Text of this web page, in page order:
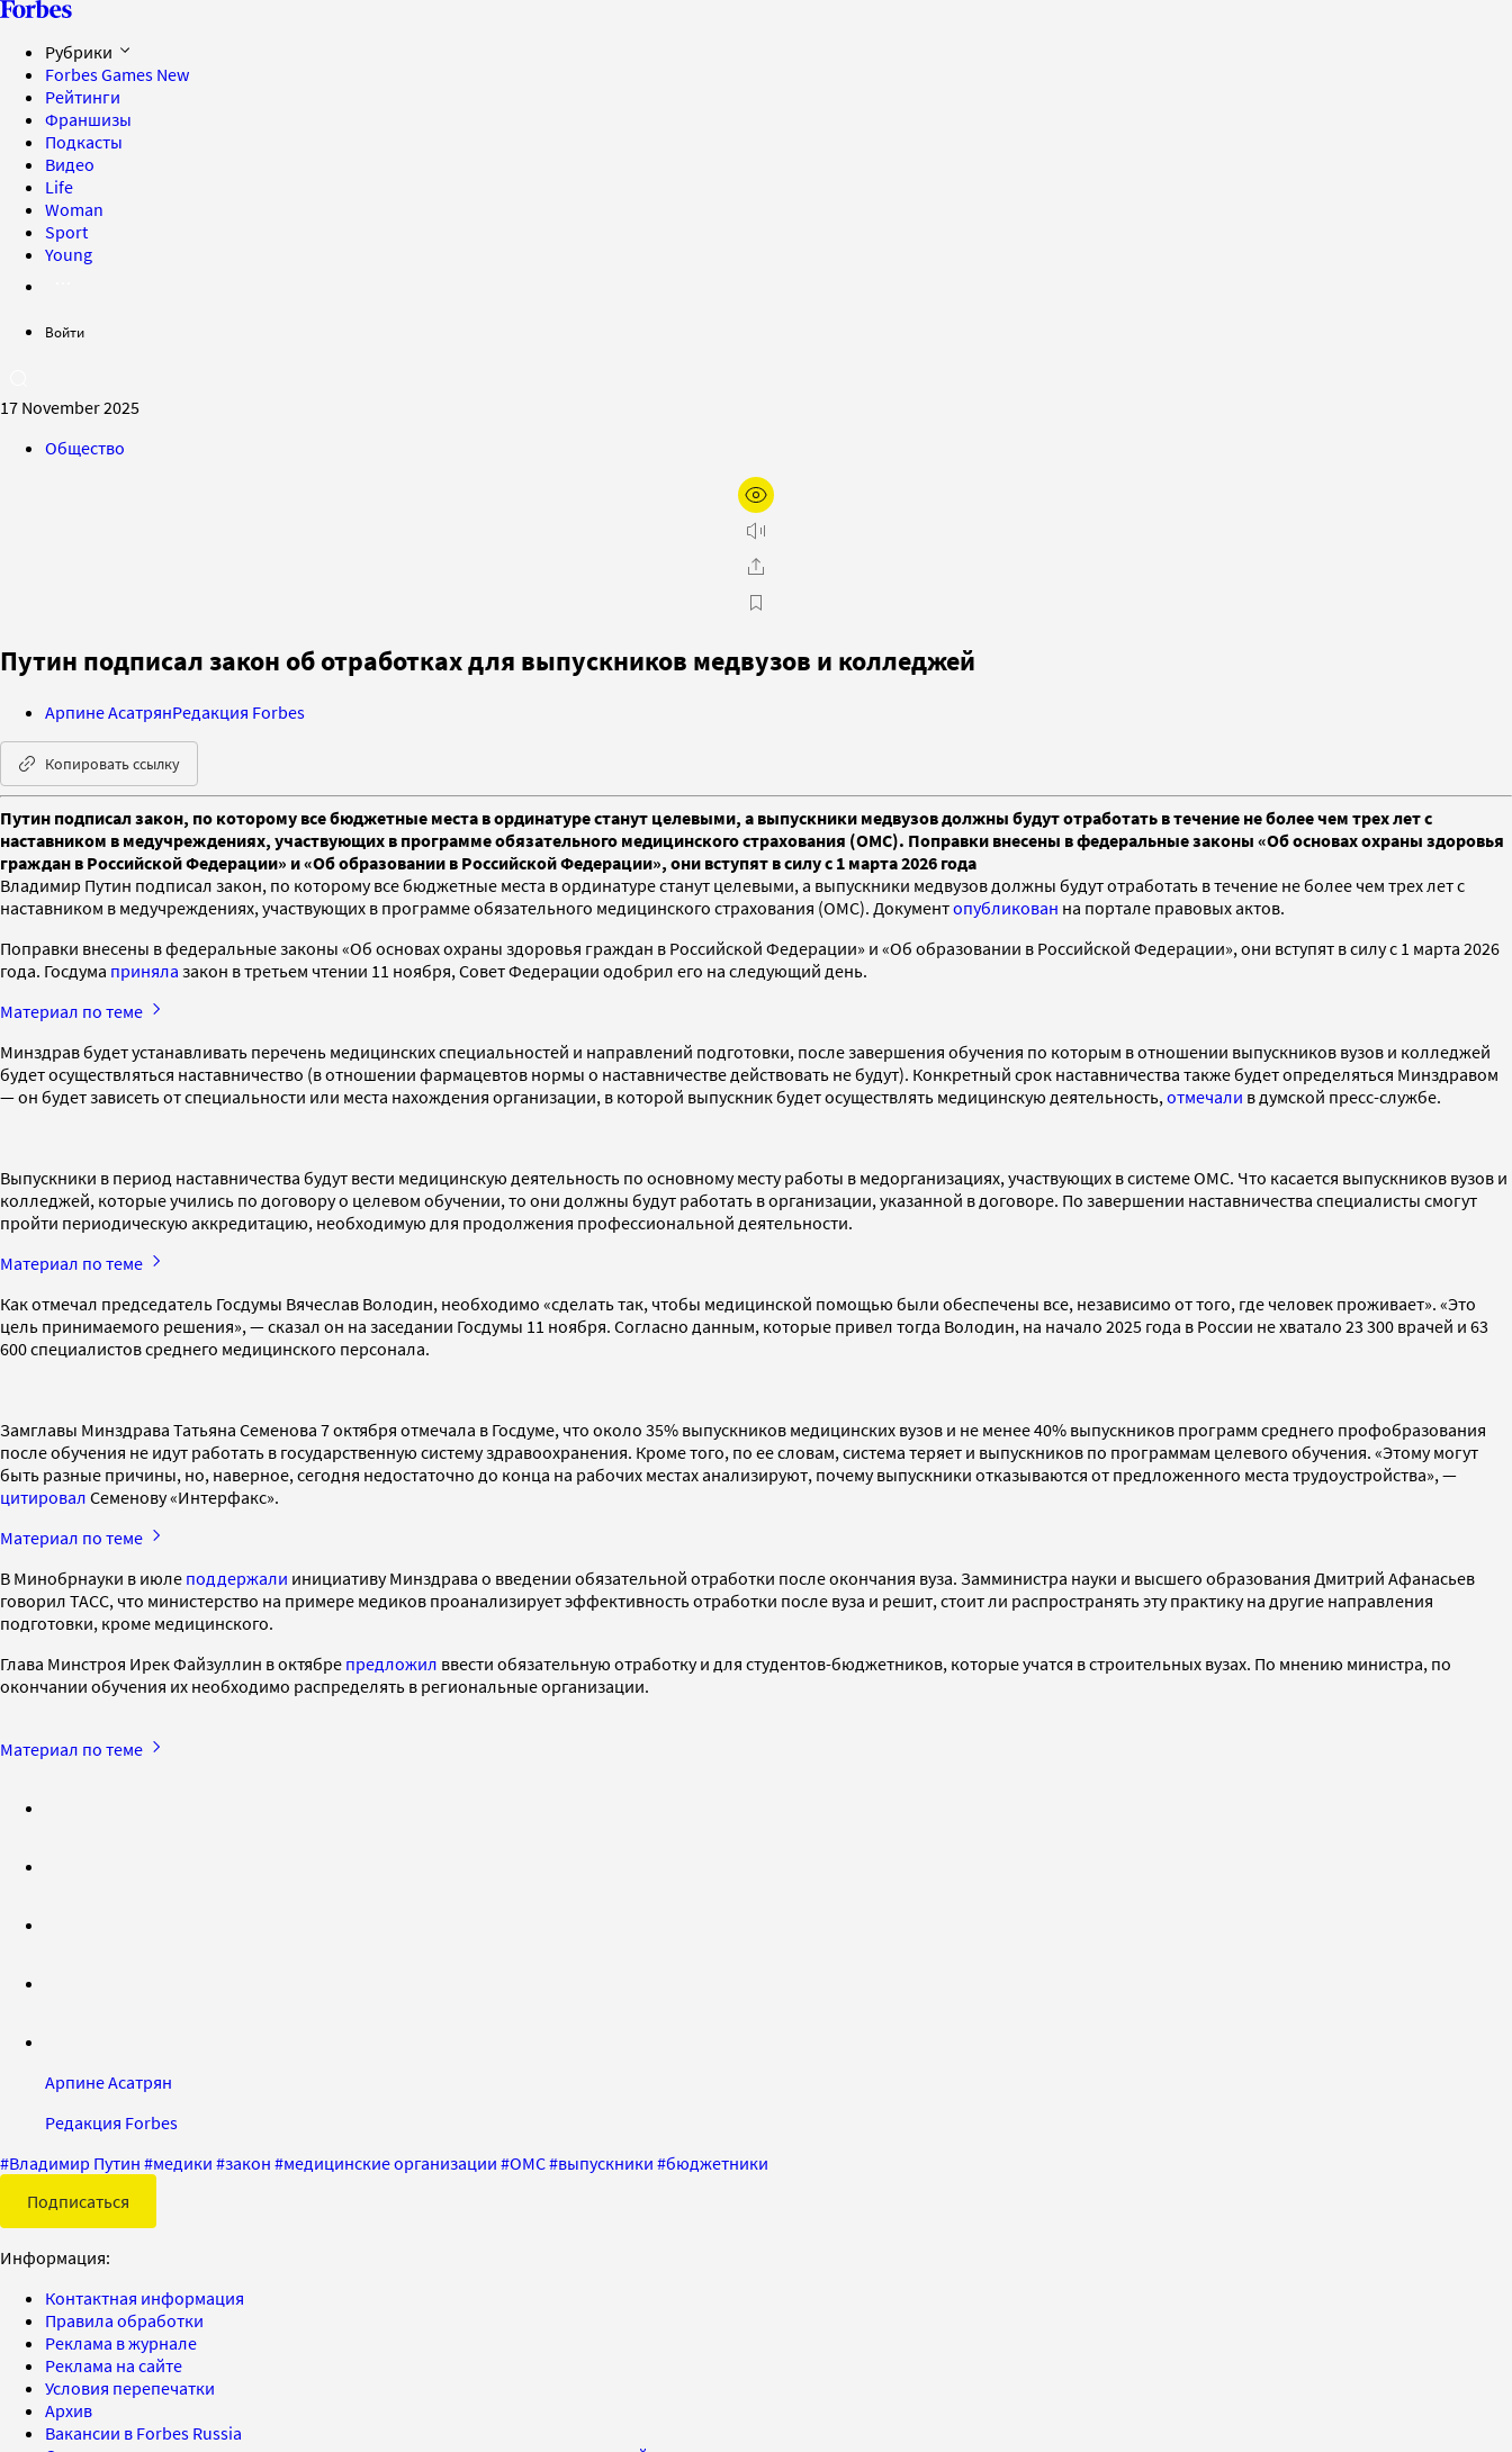
Рубрики
Forbes Games New
Рейтинги
Франшизы
Подкасты
Видео
Life
Woman
Sport
Young
Войти
17 November 2025
Общество
Путин подписал закон об отработках для выпускников медвузов и колледжей
Арпине АсатрянРедакция Forbes
Копировать ссылку
Путин подписал закон, по которому все бюджетные места в ординатуре станут целевыми, а выпускники медвузов должны будут отработать в течение не более чем трех лет с
наставником в медучреждениях, участвующих в программе обязательного медицинского страхования (ОМС). Поправки внесены в федеральные законы «Об основах охраны здоровья
граждан в Российской Федерации» и «Об образовании в Российской Федерации», они вступят в силу с 1 марта 2026 года
Владимир Путин подписал закон, по которому все бюджетные места в ординатуре станут целевыми, а выпускники медвузов должны будут отработать в течение не более чем трех лет с
наставником в медучреждениях, участвующих в программе обязательного медицинского страхования (ОМС). Документопубликован на портале правовых актов.
Поправки внесены в федеральные законы «Об основах охраны здоровья граждан в Российской Федерации» и «Об образовании в Российской Федерации», они вступят в силу с 1 марта 2026
года. Госдума приняла закон в третьем чтении 11 ноября, Совет Федерации одобрил его на следующий день.
Материал по теме
Минздрав будет устанавливать перечень медицинских специальностей и направлений подготовки, после завершения обучения по которым в отношении выпускников вузов и колледжей
будет осуществляться наставничество (в отношении фармацевтов нормы о наставничестве действовать не будут). Конкретный срок наставничества также будет определяться Минздравом
— он будет зависеть от специальности или места нахождения организации, в которой выпускник будет осуществлять медицинскую деятельность, отмечали в думской пресс-службе.
Выпускники в период наставничества будут вести медицинскую деятельность по основному месту работы в медорганизациях, участвующих в системе ОМС. Что касается выпускников вузов и
колледжей, которые учились по договору о целевом обучении, то они должны будут работать в организации, указанной в договоре. По завершении наставничества специалисты смогут
пройти периодическую аккредитацию, необходимую для продолжения профессиональной деятельности.
Материал по теме
Как отмечал председатель Госдумы Вячеслав Володин, необходимо «сделать так, чтобы медицинской помощью были обеспечены все, независимо от того, где человек проживает». «Это
цель принимаемого решения», — сказал он на заседании Госдумы 11 ноября. Согласно данным, которые привел тогда Володин, на начало 2025 года в России не хватало 23 300 врачей и 63
600 специалистов среднего медицинского персонала.
Замглавы Минздрава Татьяна Семенова 7 октября отмечала в Госдуме, что около 35% выпускников медицинских вузов и не менее 40% выпускников программ среднего профобразования
после обучения не идут работать в государственную систему здравоохранения. Кроме того, по ее словам, система теряет и выпускников по программам целевого обучения. «Этому могут
быть разные причины, но, наверное, сегодня недостаточно до конца на рабочих местах анализируют, почему выпускники отказываются от предложенного места трудоустройства», —
цитировал Семенову «Интерфакс».
Материал по теме
В Минобрнауки в июле поддержали инициативу Минздрава о введении обязательной отработки после окончания вуза. Замминистра науки и высшего образования Дмитрий Афанасьев
говорил ТАСС, что министерство на примере медиков проанализирует эффективность отработки после вуза и решит, стоит ли распространять эту практику на другие направления
подготовки, кроме медицинского.
Глава Минстроя Ирек Файзуллин в октябре предложил ввести обязательную отработку и для студентов-бюджетников, которые учатся в строительных вузах. По мнению министра, по
окончании обучения их необходимо распределять в региональные организации.
Материал по теме
Арпине Асатрян
Редакция Forbes
#Владимир Путин #медики #закон #медицинские организации #ОМС#выпускники #бюджетники
Подписаться
Информация:
Контактная информация
Правила обработки
Реклама в журнале
Реклама на сайте
Условия перепечатки
Архив
Вакансии в Forbes Russia